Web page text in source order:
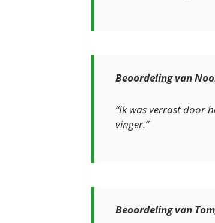
Beoordeling van
“Ik was verrast door
vinger.”
Beoordeling van